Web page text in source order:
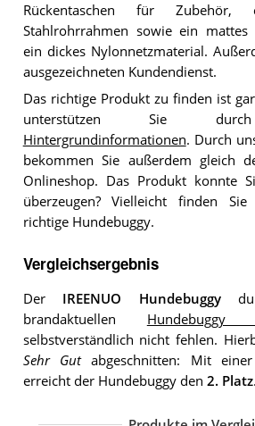
Rückentaschen für Zubehör,
Stahlrohrrahmen sowie ein mattes
ein dickes Nylonnetzmaterial.
ausgezeichneten Kundendienst.
Das richtige Produkt zu finden ist
unterstützen Sie durch
Hintergrundinformationen. Durch
bekommen Sie außerdem gleich
Onlineshop. Das Produkt konnte
überzeugen? Vielleicht finden
richtige Hundebuggy.
Vergleichsergebnis
Der IREENUO Hundebuggy
brandaktuellen
selbstverständlich nicht fehlen.
Sehr Gutabgeschnitten: Mit
erreicht der Hundebuggy den 2. Platz.